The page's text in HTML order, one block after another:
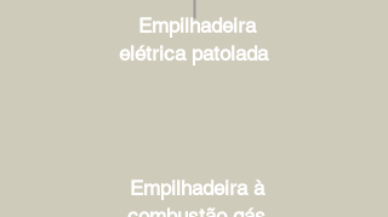
Empilhadeira
elétrica patolada
Empilhadeira à